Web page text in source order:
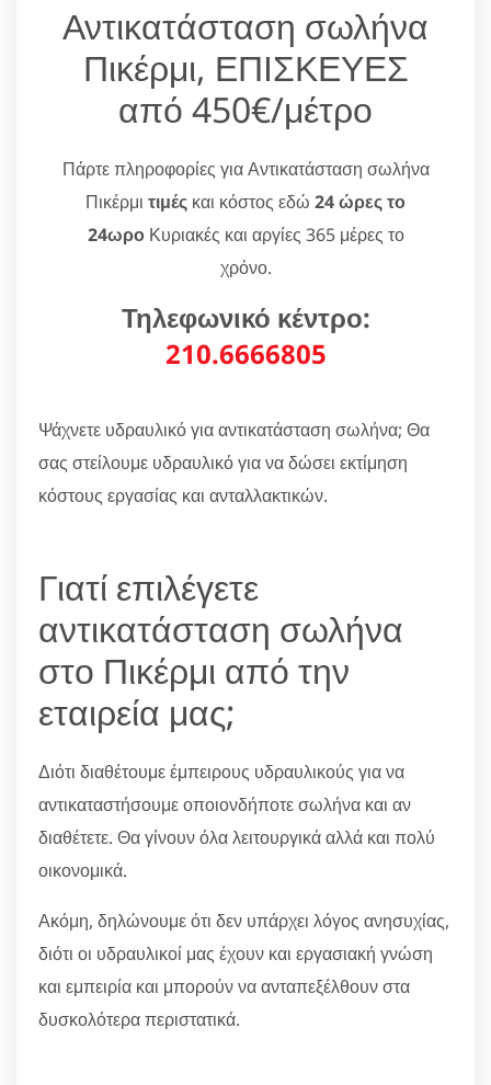
Αντικατάσταση σωλήνα
Πικέρμι, ΕΠΙΣΚΕΥΕΣ
από 450€/μέτρο
Πάρτε πληροφορίες για Αντικατάσταση σωλήνα
Πικέρμι τιμές και κόστος εδώ 24 ώρες το
24ωροΚυριακές και αργίες 365 μέρες το
χρόνο.
Τηλεφωνικό κέντρο:
210.6666805
Ψάχνετε υδραυλικό για αντικατάσταση σωλήνα; Θα
σας στείλουμε υδραυλικό για να δώσει εκτίμηση
κόστους εργασίας και ανταλλακτικών.
Γιατί επιλέγετε
αντικατάσταση σωλήνα
στο Πικέρμι από την
εταιρεία μας;
Διότι διαθέτουμε έμπειρους υδραυλικούς για να
αντικαταστήσουμε οποιονδήποτε σωλήνα και αν
διαθέτετε. Θα γίνουν όλα λειτουργικά αλλά και πολύ
οικονομικά.
Ακόμη, δηλώνουμε ότι δεν υπάρχει λόγος ανησυχίας,
διότι οι υδραυλικοί μας έχουν και εργασιακή γνώση
και εμπειρία και μπορούν να ανταπεξέλθουν στα
δυσκολότερα περιστατικά.